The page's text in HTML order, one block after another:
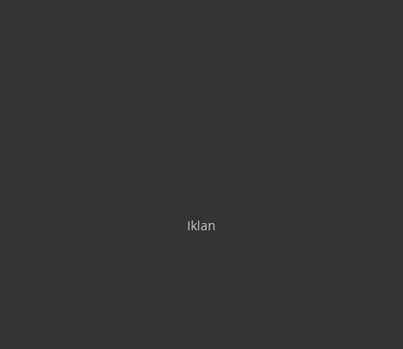
Iklan